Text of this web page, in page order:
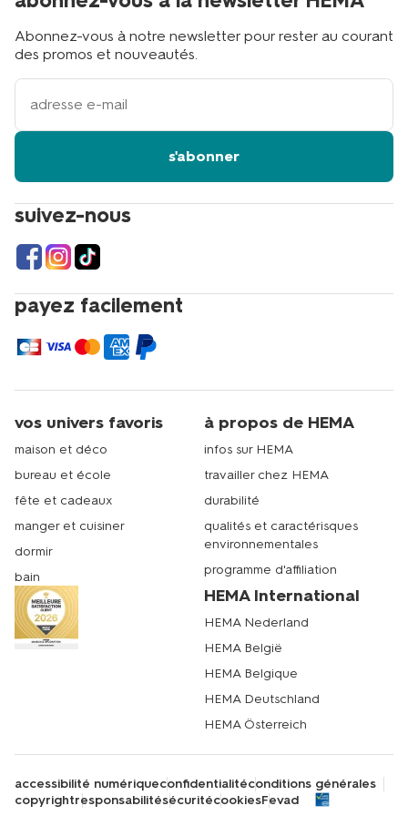
suivez-nous
payez facilement
Abonnez-vous à notre newsletter pour rester au courant
des promos et nouveautés.
votre
adresse
s'abonner
vos univers favoris
maison et déco
bureau et école
fête et cadeaux
manger et cuisiner
dormir
bain
à propos de HEMA
infos sur HEMA
travailler chez HEMA
durabilité
qualités et caractérisques
environnementales
programme d'affiliation
HEMA International
HEMA Nederland
HEMA België
HEMA Belgique
HEMA Deutschland
HEMA Österreich
accessibilité numériqueconfidentialitéconditions générales
copyrightresponsabilitésécuritécookiesFevad